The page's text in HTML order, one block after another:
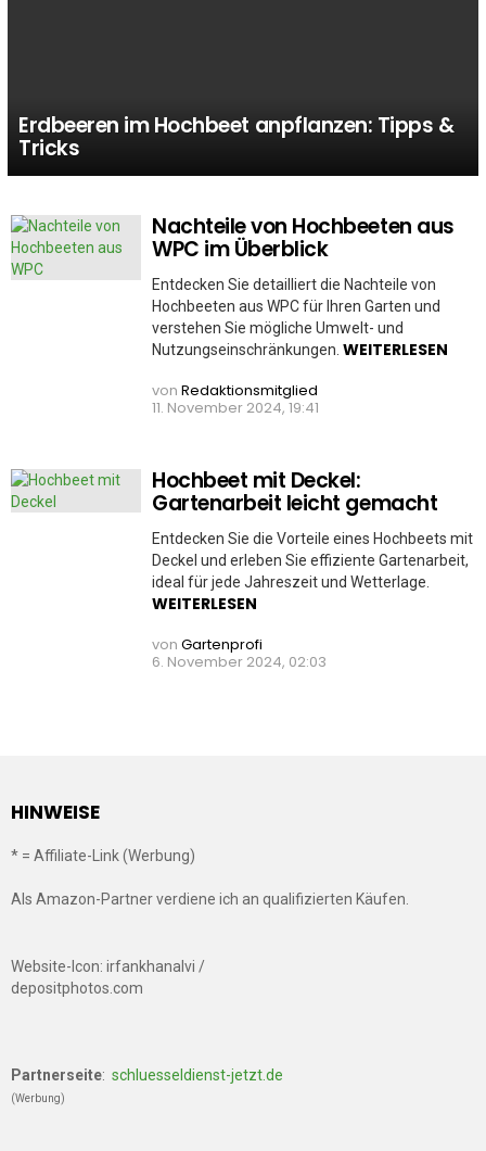
Erdbeeren im Hochbeet anpflanzen: Tipps &
Tricks
MORE
STORIES
Nachteile von Hochbeeten aus
WPC im Überblick
Entdecken Sie detailliert die Nachteile von
Hochbeeten aus WPC für Ihren Garten und
verstehen Sie mögliche Umwelt- und
Nutzungseinschränkungen. WEITERLESEN
von Redaktionsmitglied
11. November 2024, 19:41
Hochbeet mit Deckel:
Gartenarbeit leicht gemacht
Entdecken Sie die Vorteile eines Hochbeets mit
Deckel und erleben Sie effiziente Gartenarbeit,
ideal für jede Jahreszeit und Wetterlage.
WEITERLESEN
von Gartenprofi
6. November 2024, 02:03
HINWEISE
* = Affiliate-Link (Werbung)
Als Amazon-Partner verdiene ich an qualifizierten Käufen.
Website-Icon: irfankhanalvi /
depositphotos.com
Partnerseite: schluesseldienst-jetzt.de
(Werbung)